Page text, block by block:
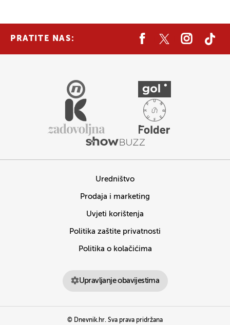
PRATITE NAS:
Uredništvo
Prodaja i marketing
Uvjeti korištenja
Politika zaštite privatnosti
Politika o kolačićima
Upravljanje obavijestima
© Dnevnik.hr. Sva prava pridržana